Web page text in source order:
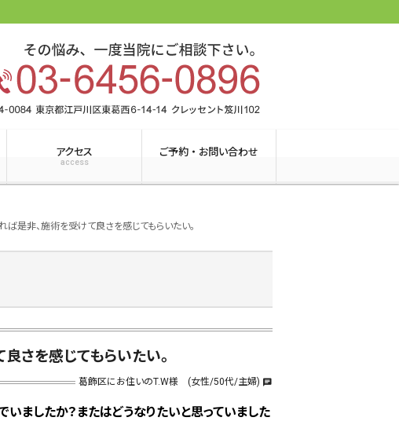
アクセス
access
ご予約 ・ お問い合わせ
ば是非、施術を受けて良さを感じてもらいたい。
さを感じてもらいたい。
葛飾区にお住いのT.W様 (女性/50代/主婦) chat
ましたか？またはどうなりたいと思っていました